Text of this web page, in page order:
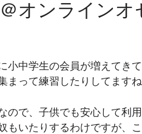
オンラインオ
中学生の会員が増えてきて
って練習したりしてますね
ので、子供でも安心して利
もいたりするわけですが、